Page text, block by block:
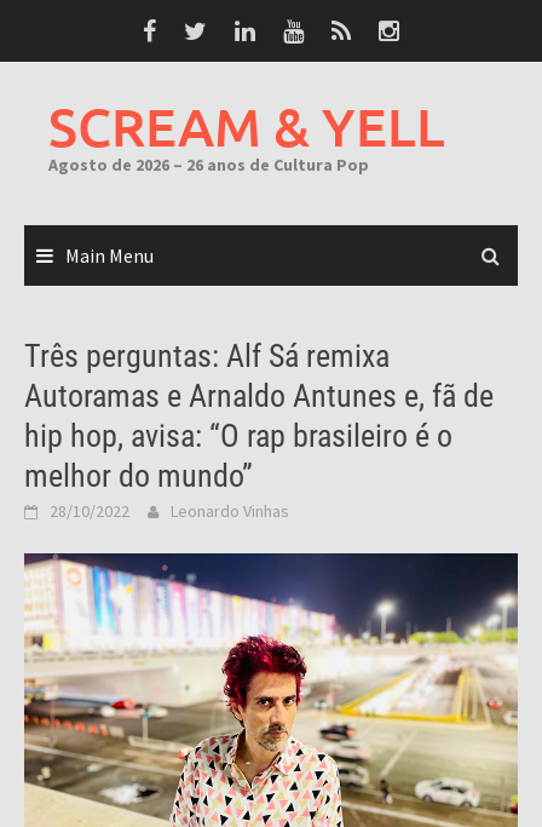
SCREAM & YELL
Agosto de 2026 – 26 anos de Cultura Pop
Main Menu
Três perguntas: Alf Sá remixa
Autoramas e Arnaldo Antunes e, fã de
hip hop, avisa: “O rap brasileiro é o
melhor do mundo”
28/10/2022 Leonardo Vinhas